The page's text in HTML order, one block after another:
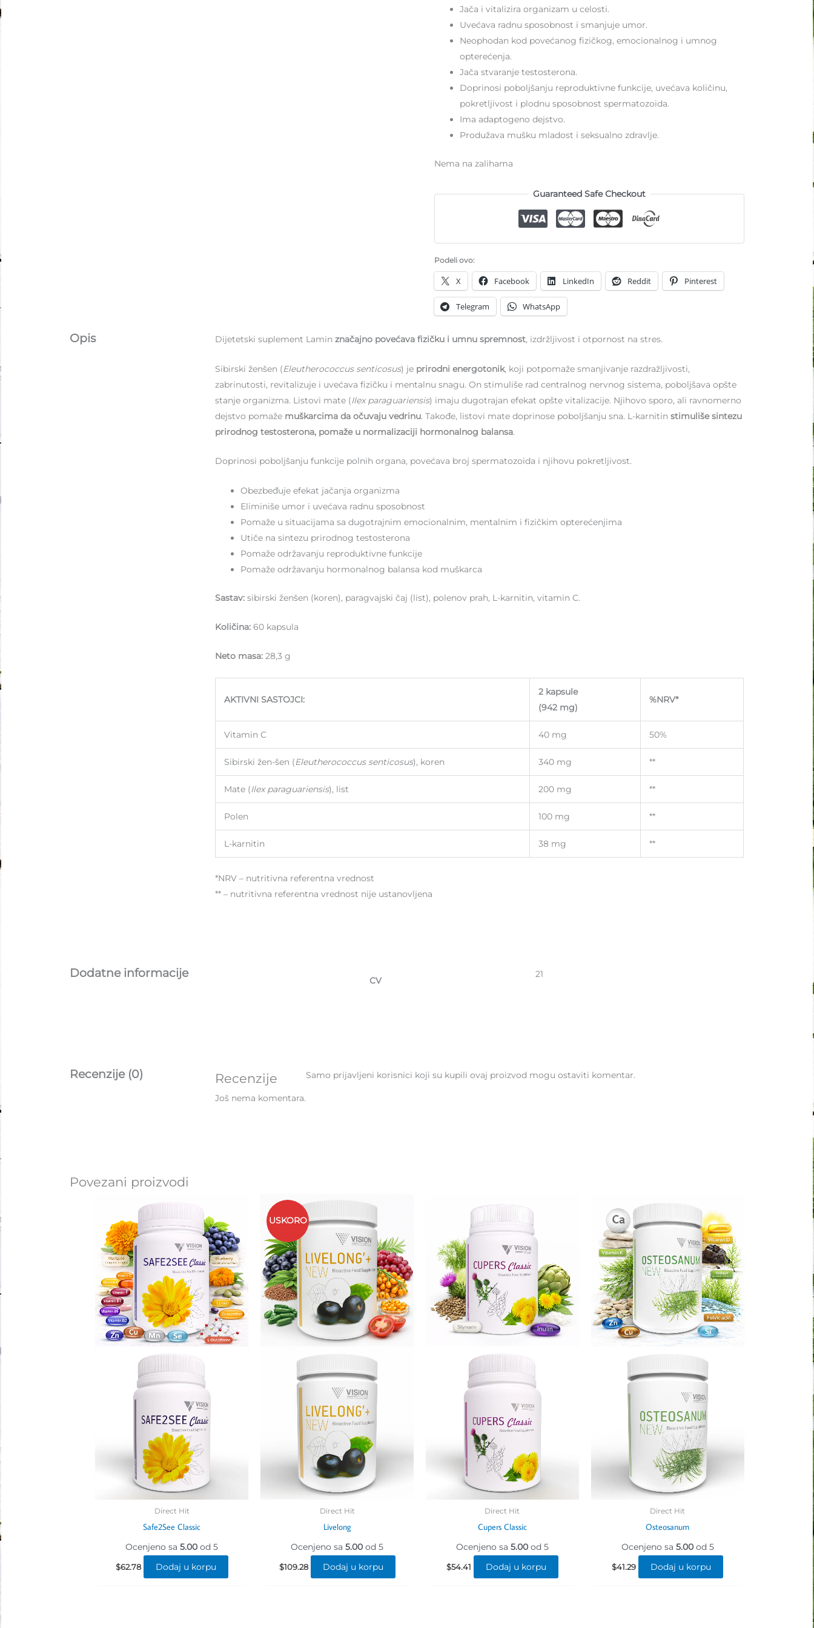
Jača i vitalizira organizam u celosti.
Uvećava radnu sposobnost i smanjuje umor.
Neophodan kod povećanog fizičkog, emocionalnog i umnog
opterećenja.
Jača stvaranje testosterona.
Doprinosi poboljšanju reproduktivne funkcije, uvećava količinu,
pokretljivost i plodnu sposobnost spermatozoida.
Ima adaptogeno dejstvo.
Produžava mušku mladost i seksualno zdravlje.
Nema na zalihama
Guaranteed Safe Checkout
Podeli ovo:
X Facebook LinkedIn Reddit Pinterest
Telegram WhatsApp
Opis Dijetetski suplement Laminznačajno povećava fizičku i umnu spremnost, izdržljivost i otpornost na stres.
Sibirski žen­šen (Eleutherococcus senticosus) je prirodni energotonik, koji potpomaže smanjivanje razdražljivosti,
zabrinutosti, revitalizuje i uvećava fizičku i mentalnu snagu. On stimuliše rad centralnog nervnog sistema, poboljšava opšte
stanje organizma. Listovi mate (Ilex paraguariensis) imaju dugotrajan efekat opšte vitalizacije. Njihovo sporo, ali ravnomerno
dejstvo pomaže muškarcima da očuvaju vedrinu. Takođe, listovi mate doprinose poboljšanju sna. L­-karnitinstimuliše sintezu
prirodnog testosterona, pomaže u normalizaciji hormonalnog balansa.
Doprinosi poboljšanju funkcije polnih organa, povećava broj spermatozoida i njihovu pokretljivost.
Obezbeđuje efekat jačanja organizma
Eliminiše umor i uvećava radnu sposobnost
Pomaže u situacijama sa dugotrajnim emocionalnim, mentalnim i fizičkim opterećenjima
Utiče na sintezu prirodnog testosterona
Pomaže održavanju reproduktivne funkcije
Pomaže održavanju hormonalnog balansa kod muškarca
Sastav:sibirski žen­šen (koren), paragvajski čaj (list), polenov prah, L­-karnitin, vitamin C.
Količina: 60 kapsula
Neto masa: 28,3 g
AKTIVNI SASTOJCI:
2 kapsule
(942 mg)
%NRV*
Vitamin C 40 mg 50%
Sibirski žen-šen (Eleutherococcus senticosus), koren 340 mg **
Mate (Ilex paraguariensis), list 200 mg **
Polen 100 mg **
L-karnitin 38 mg **
*NRV – nutritivna referentna vrednost
** – nutritivna referentna vrednost nije ustanovljena
Dodatne informacije
CV
21
Recenzije (0) Recenzije
Još nema komentara.
Samo prijavljeni korisnici koji su kupili ovaj proizvod mogu ostaviti komentar.
Povezani proizvodi
Direct Hit
Safe2See Classic
Ocenjeno sa5.00 od 5
$62.78 Dodaj u korpu
USKORO
Direct Hit
Livelong
Ocenjeno sa5.00 od 5
$109.28 Dodaj u korpu
Direct Hit
Cupers Classic
Ocenjeno sa 5.00od 5
$54.41 Dodaj u korpu
Direct Hit
Osteosanum
Ocenjeno sa 5.00od 5
$41.29 Dodaj u korpu